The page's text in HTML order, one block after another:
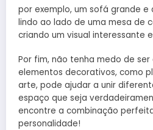
por exemplo, um sofá grande
lindo ao lado de uma mesa de
criando um visual interessante
Por fim, não tenha medo de ser
elementos decorativos, como
arte, pode ajudar a unir
espaço que seja
encontre a combinação
personalidade!